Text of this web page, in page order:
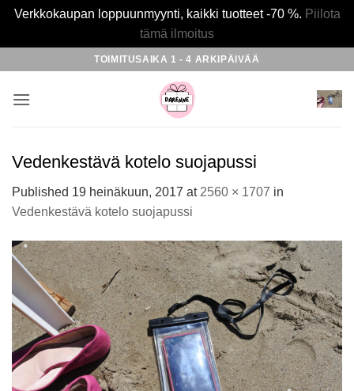
Verkkokaupan loppuunmyynti, kaikki tuotteet -70 %. Piilota
tämä ilmoitus
content
TOIMITUSAIKA 1 - 4 ARKIPÄIVÄÄ
Vedenkestävä kotelo suojapussi
Published 19 heinäkuun, 2017 at 2560 × 1707 in
Vedenkestävä kotelo suojapussi